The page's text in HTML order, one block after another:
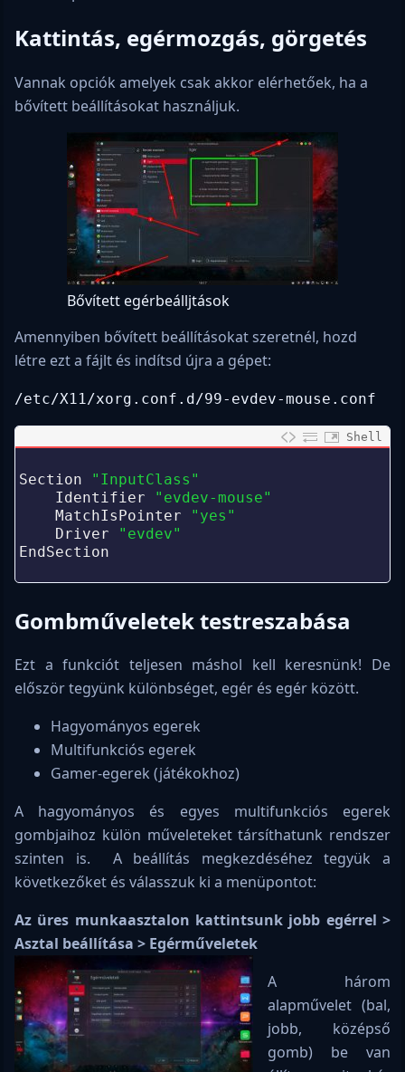
Kattintás, egérmozgás, görgetés
Vannak opciók amelyek csak akkor elérhetőek, ha a
bővített beállításokat használjuk.
Bővített egérbeálljtások
Amennyiben bővített beállításokat szeretnél, hozd
létre ezt a fájlt és indítsd újra a gépet:
/etc/X11/xorg.conf.d/99-evdev-mouse.conf
Shell
Section
"InputClass"
Identifier
"evdev-mouse"
MatchIsPointer
"yes"
Driver
"evdev"
EndSection
Gombműveletek testreszabása
Ezt a funkciót teljesen máshol kell keresnünk! De
először tegyünk különbséget, egér és egér között.
Hagyományos egerek
Multifunkciós egerek
Gamer-egerek (játékokhoz)
A hagyományos és egyes multifunkciós egerek
gombjaihoz külön műveleteket társíthatunk rendszer
szinten is. A beállítás megkezdéséhez tegyük a
következőket és válasszuk ki a menüpontot:
Az üres munkaasztalon kattintsunk jobb egérrel >
Asztal beállítása > Egérműveletek
A három
alapművelet (bal,
jobb, középső
gomb) be van